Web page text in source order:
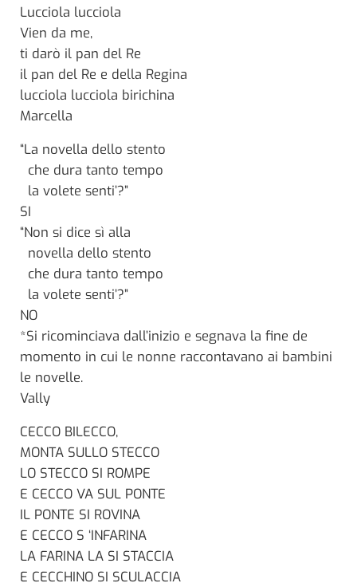
Lucciola lucciola
Vien da me,
ti darò il pan del Re
il pan del Re e della Regina
lucciola lucciola birichina
Marcella
“La novella dello stento
che dura tanto tempo
la volete senti’?”
SI
“Non si dice sì alla
novella dello stento
che dura tanto tempo
la volete senti’?”
NO
*Si ricominciava dall’inizio e segnava la fine de
momento in cui le nonne raccontavano ai bambini
le novelle.
Vally
CECCO BILECCO,
MONTA SULLO STECCO
LO STECCO SI ROMPE
E CECCO VA SUL PONTE
IL PONTE SI ROVINA
E CECCO S ‘INFARINA
LA FARINA LA SI STACCIA
E CECCHINO SI SCULACCIA